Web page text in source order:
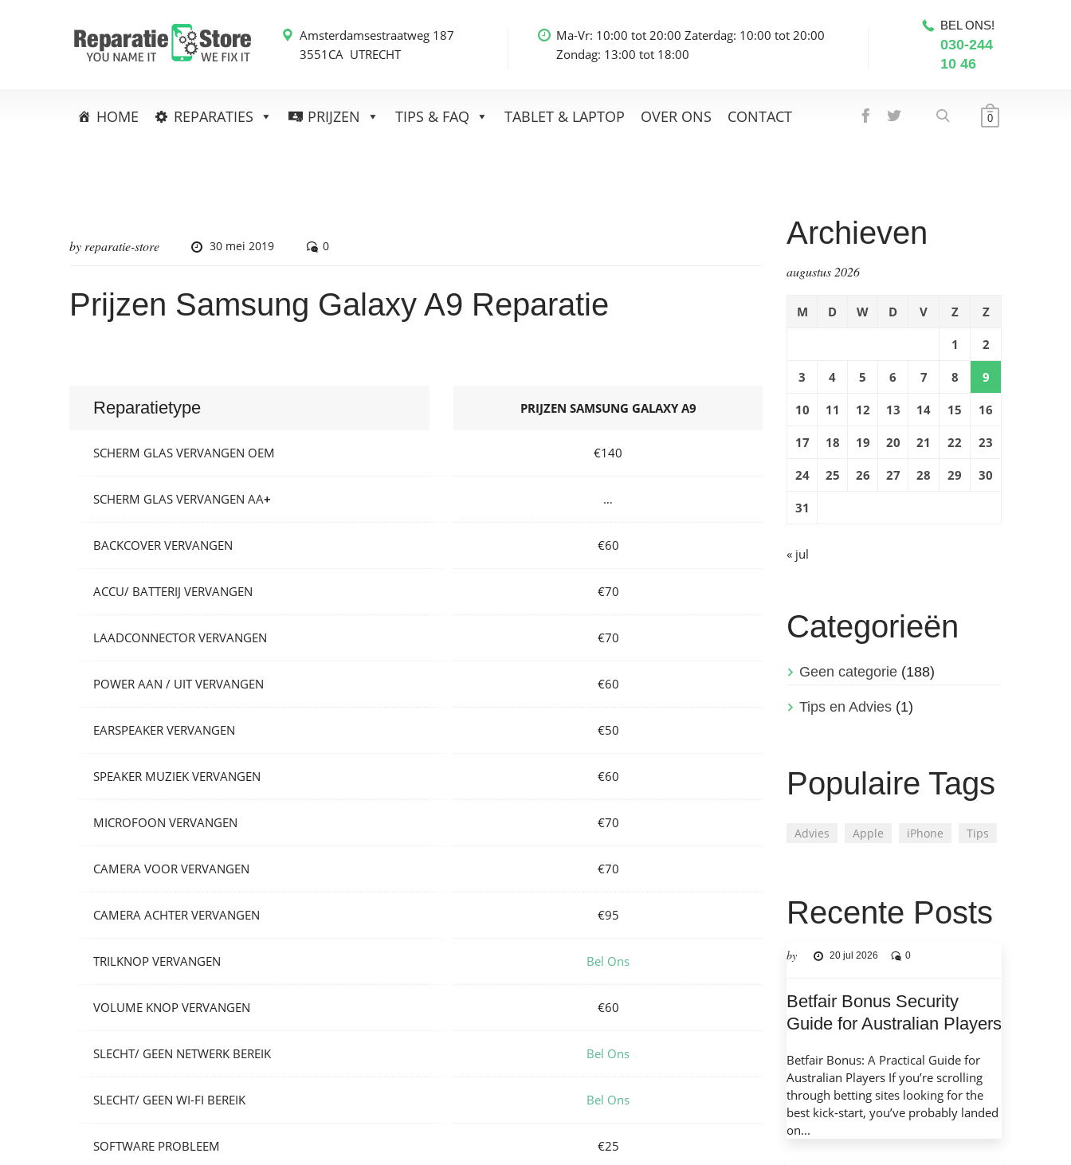
Amsterdamsestraatweg 187
3551CA UTRECHT
Ma-Vr: 10:00 tot 20:00 Zaterdag: 10:00 tot 20:00
Zondag: 13:00 tot 18:00
BEL ONS!
030-244
10 46
HOME REPARATIES PRIJZEN TIPS & FAQ TABLET & LAPTOP OVER ONS CONTACT 0
by reparatie-store 30 mei 2019 0
Prijzen Samsung Galaxy A9 Reparatie
Reparatietype PRIJZEN SAMSUNG GALAXY A9
SCHERM GLAS VERVANGEN OEM €140
SCHERM GLAS VERVANGEN AA+ …
BACKCOVER VERVANGEN €60
ACCU/ BATTERIJ VERVANGEN €70
LAADCONNECTOR VERVANGEN €70
POWER AAN / UIT VERVANGEN €60
EARSPEAKER VERVANGEN €50
SPEAKER MUZIEK VERVANGEN €60
MICROFOON VERVANGEN €70
CAMERA VOOR VERVANGEN €70
CAMERA ACHTER VERVANGEN €95
TRILKNOP VERVANGEN Bel Ons
VOLUME KNOP VERVANGEN €60
SLECHT/ GEEN NETWERK BEREIK Bel Ons
SLECHT/ GEEN WI-FI BEREIK Bel Ons
SOFTWARE PROBLEEM €25
Archieven
augustus 2026
M D W D V Z Z
1 2
3 4 5 6 7 8 9
10 11 12 13 14 15 16
17 18 19 20 21 22 23
24 25 26 27 28 29 30
31
« jul
Categorieën
Geen categorie (188)
Tips en Advies (1)
Populaire Tags
Advies Apple iPhone Tips
Recente Posts
by 20 jul 2026 0
Betfair Bonus Security
Guide for Australian Players
Betfair Bonus: A Practical Guide for
Australian Players If you’re scrolling
through betting sites looking for the
best kick‑start, you’ve probably landed
on...